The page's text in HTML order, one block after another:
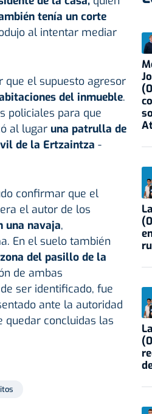
tenía un corte
al intentar mediar
que el supuesto agresor
del inmueble.
policiales para que
al lugar una patrulla de
de la Ertzaintza -
confirmar que el
el autor de los
una navaja,
En el suelo también
del pasillo de la
de ambas
ser identificado, fue
ante la autoridad
quedar concluidas las